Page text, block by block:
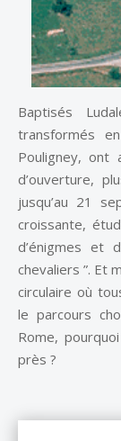
Baptisés
transformés
Pouligney, ont
d’ouverture,
jusqu’au 21
croissante,
d’énigmes et
chevaliers ”. Et
circulaire où
le parcours
Rome,
près ?